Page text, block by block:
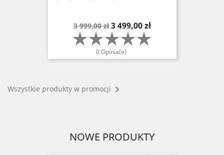
Cena
podstawowa
3 999,00 zł Cena
3 499,00 zł
0 Opinia(e)
Wszystkie produkty w promocji 
NOWE PRODUKTY